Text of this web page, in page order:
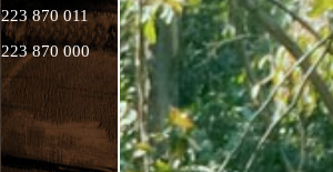
223 870 011
223 870 000